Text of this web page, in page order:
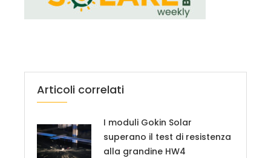
Articoli correlati
I moduli Gokin Solar
superano il test di resistenza
alla grandine HW4